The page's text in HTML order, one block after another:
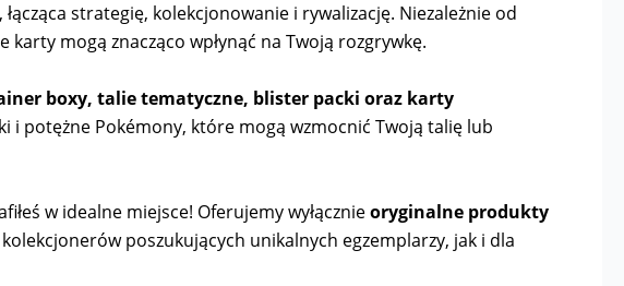
strategię, kolekcjonowanie i rywalizację. Niezależnie od
mogą znacząco wpłynąć na Twoją rozgrywkę.
boxy, talie tematyczne, blister packi oraz karty
i potężne Pokémony, które mogą wzmocnić Twoją talię lub
w idealne miejsce! Oferujemy wyłącznieoryginalne produkty
poszukujących unikalnych egzemplarzy, jak i dla